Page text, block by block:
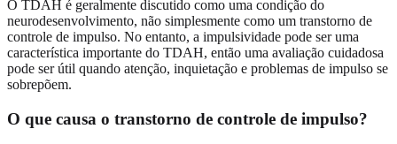
O TDAH é geralmente discutido como uma condição do
neurodesenvolvimento, não simplesmente como um transtorno de
controle de impulso. No entanto, a impulsividade pode ser uma
característica importante do TDAH, então uma avaliação cuidadosa
pode ser útil quando atenção, inquietação e problemas de impulso se
sobrepõem.
O que causa o transtorno de controle de impulso?